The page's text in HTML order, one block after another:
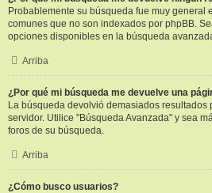
Probablemente su búsqueda fue muy general
comunes que no son indexados por phpBB.
opciones disponibles en la búsqueda
Arriba
¿Por qué mi búsqueda me devuelve una
La búsqueda devolvió demasiados resultados
servidor. Utilice "Búsqueda Avanzada" y sea
foros de su búsqueda.
Arriba
¿Cómo busco usuarios?